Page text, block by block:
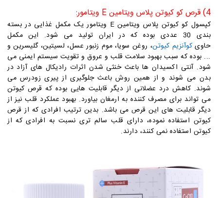
4) قرص کو کیوتن پلاس ویتامین E ویتامور:
کپس
ول کو کیوتن پلاس ویتامین E ویتامور یک مکمل غذایی در بسته
بندی 30 عددی بوده که در ایران تولید می شود. این مکمل
حاوی کوآنزیم کیوتن، روغن سویا، موم زنبور عسل، لسیتین، گلیسرین و
... بوده که سبب بهبود سلامت قلب و عروق و تقویت سیستم ایمنی می
شود. آنتی اکسیدان ها باعث خنثی شدن اثرات رادیکال های آزاد در
بدن می شوند و از همین روش باعث جلوگیری از پیری زودرس می
شوند. کاهش درد عضلانی از دیگر قابلیت هایی بوده که قرص کیوتن
می تواند برای مصرف کننده به ارمغان بیاورد. بهبود عملکرد قلب نیز از
دیگر قابلیت های این قرص می باشد. بدین ترتیب افرادی که از قرص
کیوتن استفاده نموده، دارای قلب سالم تری نسبت به افرادی که از
کیوتن استفاده نمی کنند، دارند.